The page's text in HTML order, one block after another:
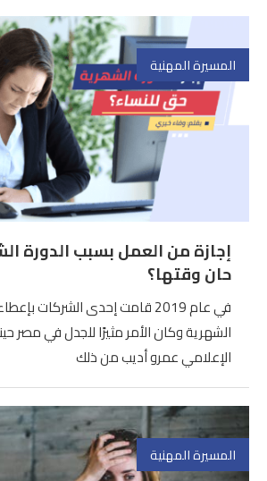
المسيرة المهنية
إجازة من العمل بسبب الدورة
حان وقتها؟
في عام 2019 قامت إحدى الشركات
الشهرية وكان الأمر مثيرًا للجدل في مصر
الإعلامي عمرو أديب من ذلك
المسيرة المهنية